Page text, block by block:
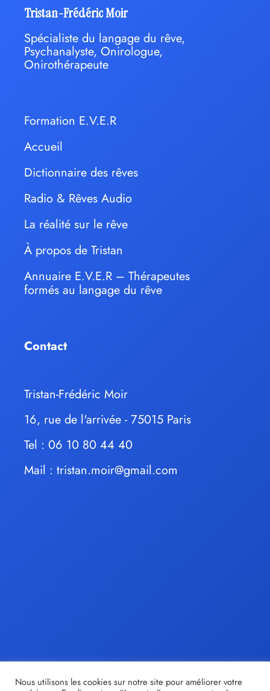
Tristan-Frédéric Moir
Spécialiste du langage du rêve,
Psychanalyste, Onirologue,
Onirothérapeute
Formation E.V.E.R
Accueil
Dictionnaire des rêves
Radio & Rêves Audio
La réalité sur le rêve
À propos de Tristan
Annuaire E.V.E.R – Thérapeutes
formés au langage du rêve
Contact
Tristan-Frédéric Moir
16, rue de l'arrivée - 75015 Paris
Tel : 06 10 80 44 40
Mail : tristan.moir@gmail.com
Nous utilisons les cookies sur notre site pour améliorer votre